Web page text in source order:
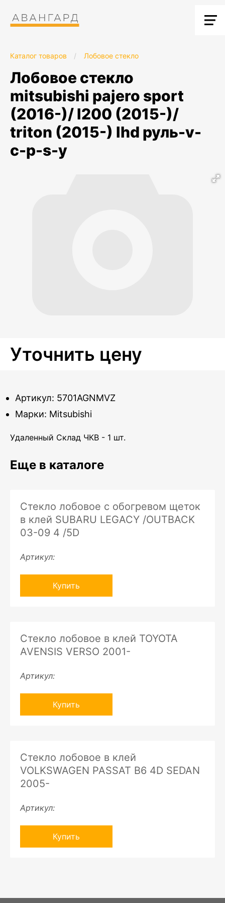
Каталог товаров / Лобовое стекло
лобовое стекло
mitsubishi pajero sport
(2016-)/ l200 (2015-)/
triton (2015-) lhd руль-v-
c-p-s-y
Уточнить цену
Артикул: 5701AGNMVZ
Марки: Mitsubishi
Удаленный Склад ЧКВ - 1 шт.
Еще в каталоге
Стекло лобовое с обогревом щеток
в клей SUBARU LEGACY /OUTBACK
03-09 4 /5D
Артикул:
Купить
Стекло лобовое в клей TOYOTA
AVENSIS VERSO 2001-
Артикул:
Купить
Стекло лобовое в клей
VOLKSWAGEN PASSAT B6 4D SEDAN
2005-
Артикул:
Купить